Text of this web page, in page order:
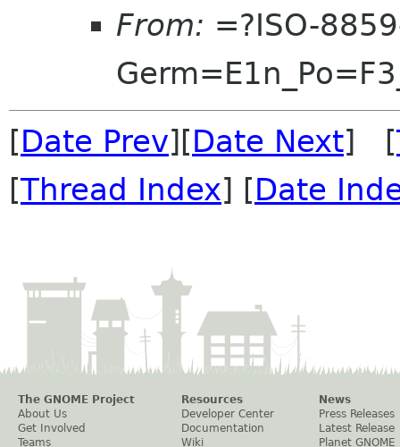
From: =?ISO-
[Date Prev][Date Next] [
[Thread Index] [Date
The GNOME Project
About Us
Get Involved
Teams
Resources
Developer Center
Documentation
Wiki
News
Press Releases
Latest Release
Planet GNOME